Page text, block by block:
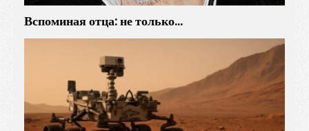
Вспоминая отца: не только…